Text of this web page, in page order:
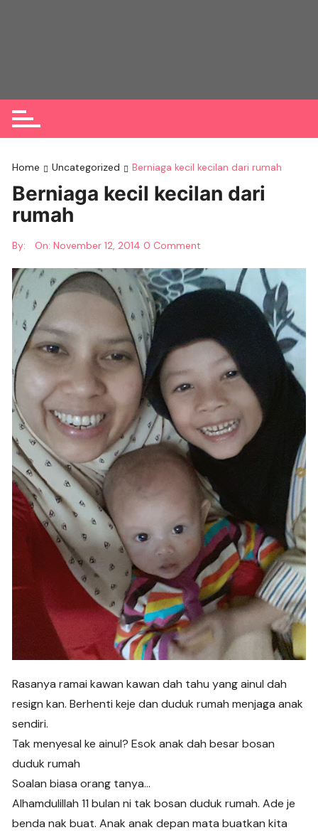
Home Uncategorized Berniaga kecil kecilan dari rumah
Berniaga kecil kecilan dari
rumah
By: On:November 12, 2014 0 Comment
Rasanya ramai kawan kawan dah tahu yang ainul dah
resign kan. Berhenti keje dan duduk rumah menjaga anak
sendiri.
Tak menyesal ke ainul? Esok anak dah besar bosan
duduk rumah
Soalan biasa orang tanya…
Alhamdulillah 11 bulan ni tak bosan duduk rumah. Ade je
benda nak buat. Anak anak depan mata buatkan kita